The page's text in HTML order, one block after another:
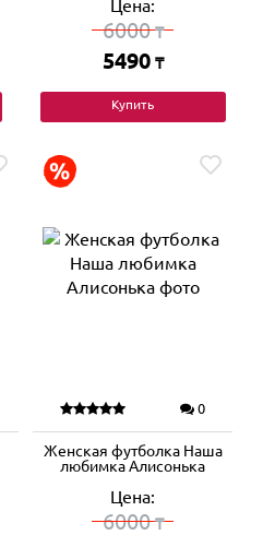
Цена:
6000₸
5490 ₸
Купить
0
Женская футболка Наша
любимка Алисонька
Цена:
6000₸